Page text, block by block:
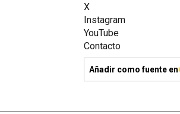
X
Instagram
YouTube
Contacto
Añadir como fuente en